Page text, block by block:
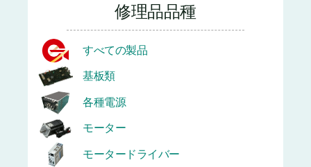
修理品品種
すべての製品
基板類
各種電源
モーター
モータードライバー